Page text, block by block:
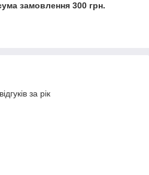
замовлення 300 грн.
за рік